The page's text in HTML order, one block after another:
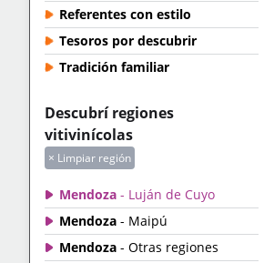
Referentes con estilo
Tesoros por descubrir
Tradición familiar
Descubrí regiones
vitivinícolas
× Limpiar región
Mendoza - Luján de Cuyo
Mendoza - Maipú
Mendoza - Otras regiones